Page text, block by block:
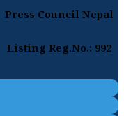
Press Council Nepal
Listing Reg.No.: 992